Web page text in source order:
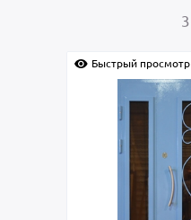
3
Быстрый просмотр